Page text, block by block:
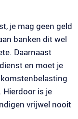
je mag geen geld
banken dit wel
Daarnaast
en moet je
Hierdoor is je
vrijwel nooit